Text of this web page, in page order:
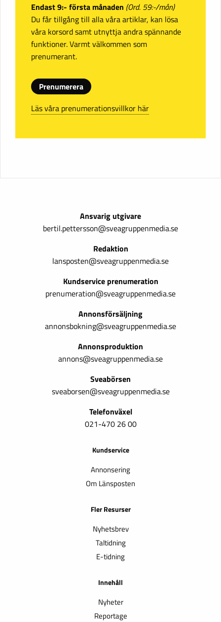
Endast 9:- första månaden (Ord. 59:-/mån)
Du får tillgång till alla våra artiklar, kan lösa
våra korsord samt utnyttja andra spännande
funktioner. Varmt välkommen som
prenumerant.
Prenumerera
Läs våra prenumerationsvillkor här
Ansvarig utgivare
bertil.pettersson@sveagruppenmedia.se
Redaktion
lansposten@sveagruppenmedia.se
Kundservice prenumeration
prenumeration@sveagruppenmedia.se
Annonsförsäljning
annonsbokning@sveagruppenmedia.se
Annonsproduktion
annons@sveagruppenmedia.se
Sveabörsen
sveaborsen@sveagruppenmedia.se
Telefonväxel
021-470 26 00
Kundservice
Annonsering
Om Länsposten
Fler Resurser
Nyhetsbrev
Taltidning
E-tidning
Innehåll
Nyheter
Reportage